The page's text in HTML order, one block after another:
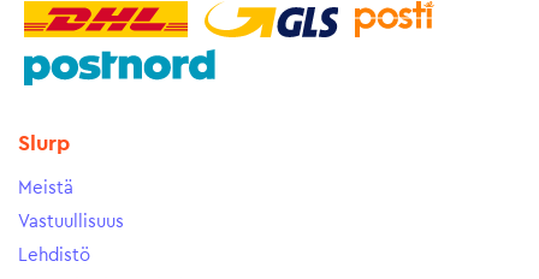
Slurp
Meistä
Vastuullisuus
Lehdistö